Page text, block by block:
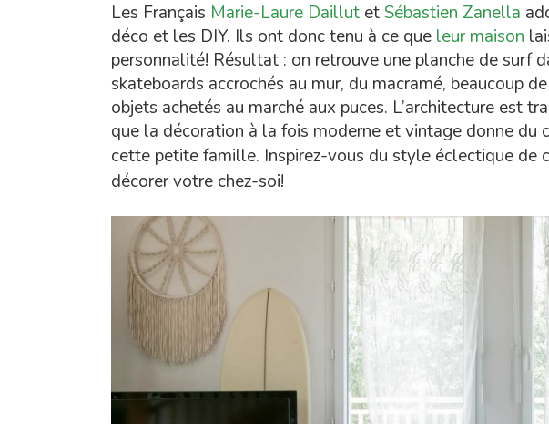
Les Français Marie-Laure Daillut etSébastien Zanella
déco et les DIY. Ils ont donc tenu à ce que leur maison
personnalité! Résultat : on retrouve une planche de surf
skateboards accrochés au mur, du macramé, beaucoup
objets achetés au marché aux puces. L’architecture est
que la décoration à la fois moderne et vintage donne du
cette petite famille. Inspirez-vous du style éclectique de
décorer votre chez-soi!